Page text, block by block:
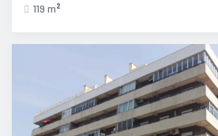
119 m 2